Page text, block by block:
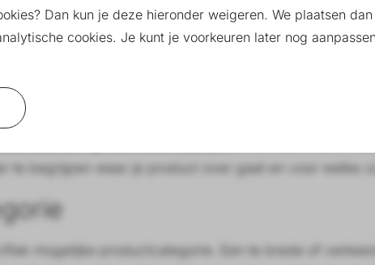
(geen kopieën van leveranciers)
zoekwoorden en synoniemen
te begrijpen waar je product over gaat en voor welke
mogelijke productcategorie. Een te brede of
Dan kun je deze hieronder weigeren. We plaatsen
cookies. Je kunt je voorkeuren later nog